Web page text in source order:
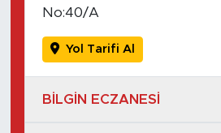
No:40/A
Yol Tarifi Al
BİLGİN ECZANESİ